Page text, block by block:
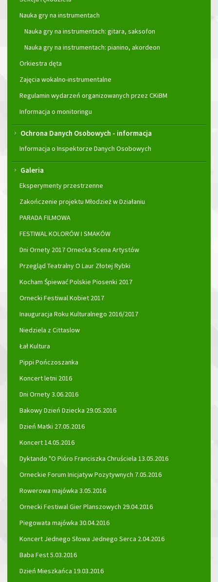
Nauka gry na instrumentach
Nauka gry na instrumentach: gitara, saksofon
Nauka gry na instrumentach: pianino, akordeon
Orkiestra dęta
Zajęcia wokalno-instrumentalne
Regulamin wydarzeń organizowanych przez CKiBM
Informacja o monitoringu
Ochrona Danych Osobowych - informacja
Informacja o Inspektorze Danych Osobowych
Galeria
Eksperymenty przestrzenne
Zakończenie projektu Młodzież w Działaniu
PARADA FILMOWA
FESTIWAL KOLORÓW I SMAKÓW
Dni Ornety 2017 Ornecka Scena Artystów
Przegląd Teatralny O Laur Złotej Rybki
Kocham Śpiewać Polskie Piosenki 2017
Ornecki Festiwal Kobiet 2017
Inauguracja Roku Kulturalnego 2016/2017
Niedziela z Cittaslow
Łał Kultura
Pippi Pończoszanka
Koncert letni 2016
Dni Ornety 3.06.2016
Bakowy Dzień Dziecka 29.05.2016
Dzień Matki 27.05.2016
Koncert 14.05.2016
Dyktando "O Pióro Franciszka Chruściela 13.05.2016
Orneckie Forum Inicjatyw Pozytywnych 7.05.2016
Rowerowa majówka 3.05.2016
Ornecki Festiwal Gier Planszowych 29.04.2016
Piegowata majówka 30.04.2016
Koncert Jednego Słowa Jednego Serca 2.04.2016
Baba Fest 5.03.2016
Dzień Mieszkańca 19.03.2016